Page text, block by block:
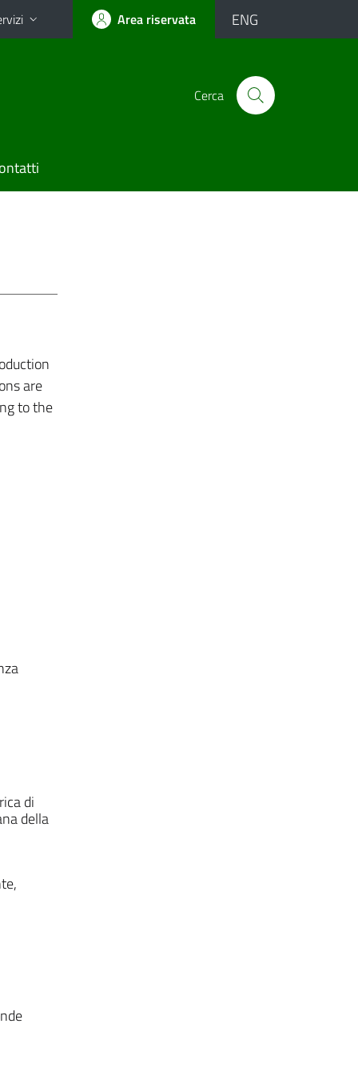
Area riservata ENG
Cerca
are
to the
di
della